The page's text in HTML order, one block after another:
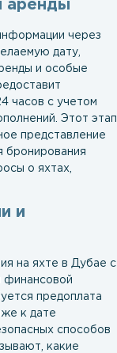
аренды
через
дату,
и особые
часов с учетом
Этот этап
представление
бронирования
о яхтах,
и
на яхте в Дубае с
финансовой
предоплата
к дате
способов
какие